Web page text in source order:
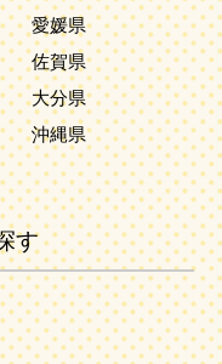
愛媛県
佐賀県
大分県
沖縄県
す